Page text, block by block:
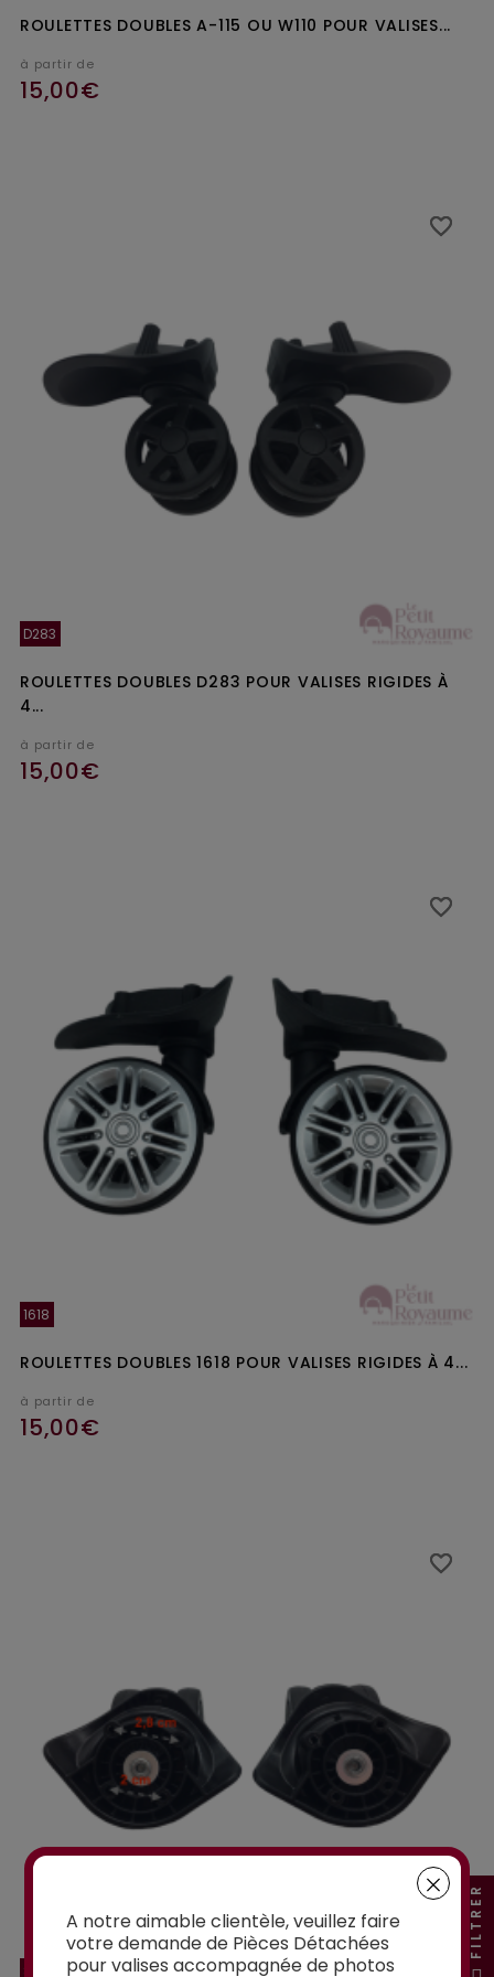
ROULETTES DOUBLES A-115 OU W110 POUR VALISES...
à partir de
15,00€
D283
ROULETTES DOUBLES D283 POUR VALISES RIGIDES À
4...
à partir de
15,00€
favorite_border
favorite_border
1618
ROULETTES DOUBLES 1618 POUR VALISES RIGIDES À 4...
à partir de
15,00€
favorite_border
favorite_border
favorite_border
favorite_border
A notre aimable clientèle, veuillez faire
votre demande de Pièces Détachées
pour valises accompagnée de photos
FILTRER